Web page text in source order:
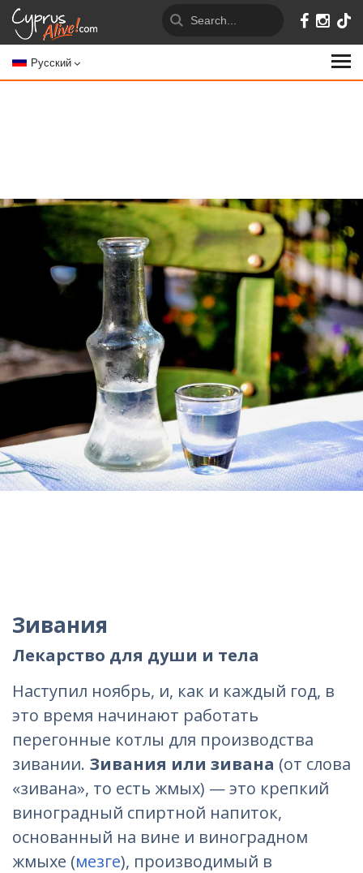
Русский
Зивания
Лекарство для души и тела
Наступил ноябрь, и, как и каждый год, в
это время начинают работать
перегонные котлы для производства
зивании. Зивания или зивана (от слова
«зивана», то есть жмых) — это крепкий
виноградный спиртной напиток,
основанный на вине и виноградном
жмыхе (мезге), производимый в